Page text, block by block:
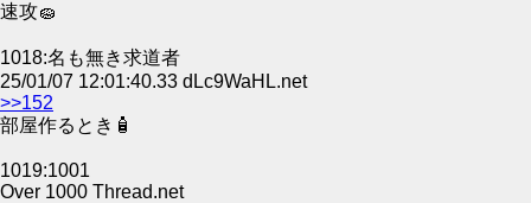
速攻🧽
1018:名も無き求道者
25/01/07 12:01:40.33 dLc9WaHL.net
>>152
部屋作るとき🧴
1019:1001
Over 1000 Thread.net